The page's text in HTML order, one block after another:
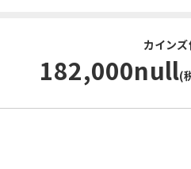
カイン
182,000null(